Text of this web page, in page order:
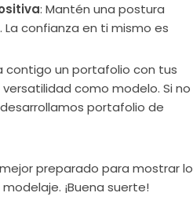
: Mantén una postura
confianza en ti mismo es
contigo un portafolio con tus
como modelo. Si no
portafolio de
preparado para mostrar lo
¡Buena suerte!